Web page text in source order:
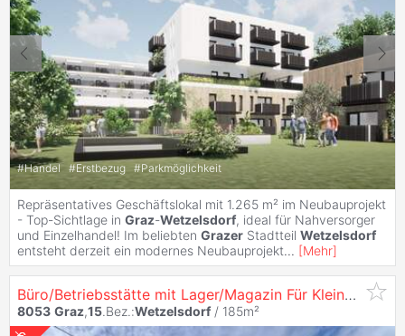
#Handel #Erstbezug #Parkmöglichkeit
Repräsentatives Geschäftslokal mit 1.265 m² im Neubauprojekt
- Top-Sichtlage in Graz-Wetzelsdorf, ideal für Nahversorger
und Einzelhandel! Im beliebten Grazer Stadtteil Wetzelsdorf
entsteht derzeit ein modernes Neubauprojekt... [Mehr]
Büro/Betriebsstätte mit Lager/Magazin Für Kleinunternehmen Nähe Autobahnauffahrt
8053 Graz,15.Bez.:Wetzelsdorf / 185m²